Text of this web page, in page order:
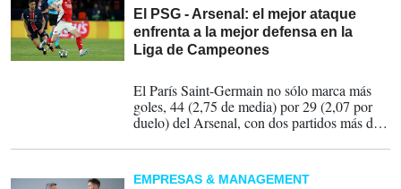
El PSG - Arsenal: el mejor ataque
enfrenta a la mejor defensa en la
Liga de Campeones
El París Saint-Germain no sólo marca más
goles, 44 (2,75 de media) por 29 (2,07 por
duelo) del Arsenal, con dos partidos más del
sino que también remata más.
EMPRESAS & MANAGEMENT